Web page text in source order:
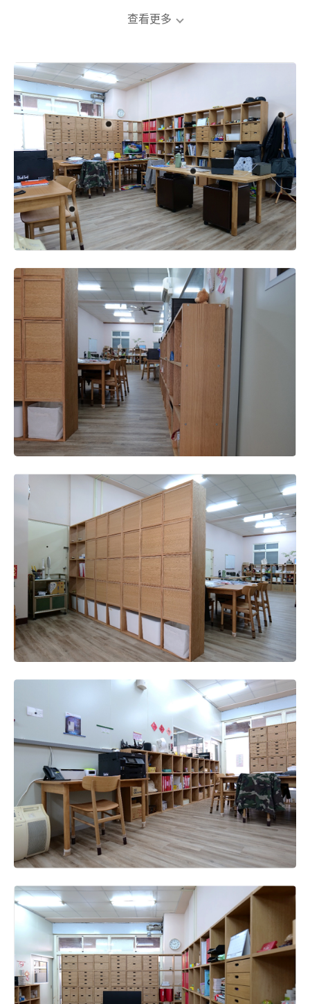
我年輕時原先從事同產業的業務性質工作，累積足夠的經
煩，營運一段時間後遷移至現址，空間為一樓，且門口可
以直接停車，方便許多。
選擇無印良品此商品(含家具)的原因?
從以前就偏好線條簡約、以木原色為主，風格較為清新的
日系家具，因此喜歡無印良品也是很自然不過的事。
迄今為止使用無印良品商品(含家具)的感受與心得?
最初是在家中使用無印良品家具，習慣了以後，希望也可
以在辦公空間營造出類似居家空間的那種放鬆氛圍，減少
剔。
當時是希望透過無印良品協助您解決什麼煩惱?
希望可以藉由家具去達到區隔空間同時具有實際收納功能
的目的，就不用再找廠商來施工釘木作櫃。一開始只先購
買了5x5的自由組合層架，後來便一口氣將辦公室其他櫃
體都換成同系列的櫃子，成功將空間切割為辦公區、會議
區、休憩區等三個不同功能的區塊。
平時是否有習慣拜訪的網站或資訊平台?
透過Youtube或chatGPT 蒐集相關資料。
除無印良品以外，是否有其他經常光臨或喜愛的居家品
沒有，非常堅定地喜歡無印良品(笑)。
對於目前空間，是否有哪個空間未來希望再補強或改變？
入口處左手邊目前是先暫時放置台灣傳統的移動式泡茶櫃
來放雜物，之後會考慮也換成無印良品家具。
承上，若有意再添購無印良品家具或商品的話，心中的理
想目標為何？理由是？
對於日後想創業的其他顧客，請提供一些寶貴的意見。
一開始創業的時候資金可能沒那麼充裕，如果有家具需求
的話可以考慮先買二手的，之後再慢慢逐步汰換添購，不
用急著一次到位。
最後，是否有其他寶貴意見可提供給無印良品，作為我們
未來進步成長的依據?
希望能有即時的完整紙本型錄可以索取參考。
查看更多